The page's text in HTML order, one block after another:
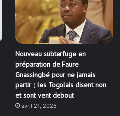
Nouveau subterfuge en
préparation de Faure
Gnassingbé pour ne jamais
partir ; les Togolais disent non
et sont vent debout
avril 21, 2026